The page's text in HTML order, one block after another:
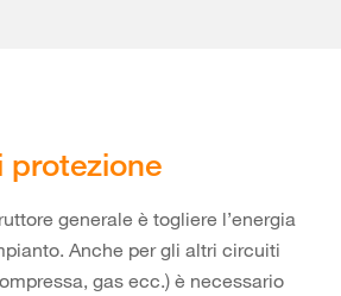
protezione
generale è togliere l’energia
Anche per gli altri circuiti
gas ecc.) è necessario